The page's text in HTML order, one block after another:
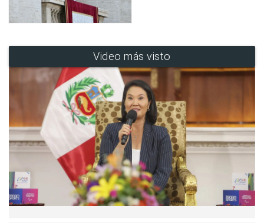
Video más visto